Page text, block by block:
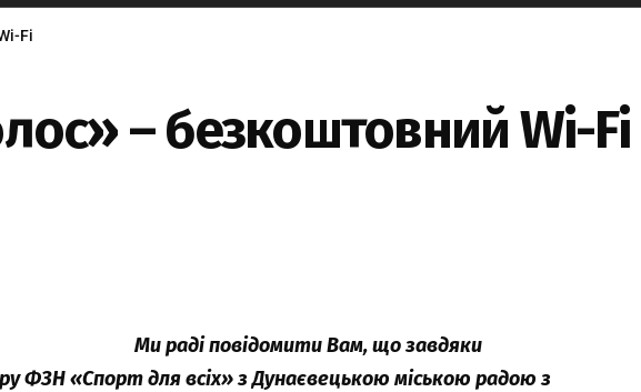
Fi
– безкоштовний Wi-Fi
Ми раді повідомити Вам, що завдяки
ФЗН «Спорт для всіх» з Дунаєвецькою міською радою з